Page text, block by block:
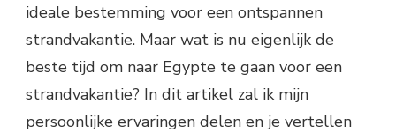
ideale bestemming voor een ontspannen
strandvakantie. Maar wat is nu eigenlijk de
beste tijd om naar Egypte te gaan voor een
strandvakantie? In dit artikel zal ik mijn
persoonlijke ervaringen delen en je vertellen